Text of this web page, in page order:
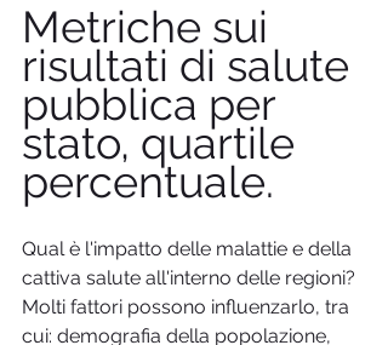
Metriche sui
risultati di salute
pubblica per
stato, quartile
percentuale.
Qual è l'impatto delle malattie e della
cattiva salute all'interno delle regioni?
Molti fattori possono influenzarlo, tra
cui: demografia della popolazione,